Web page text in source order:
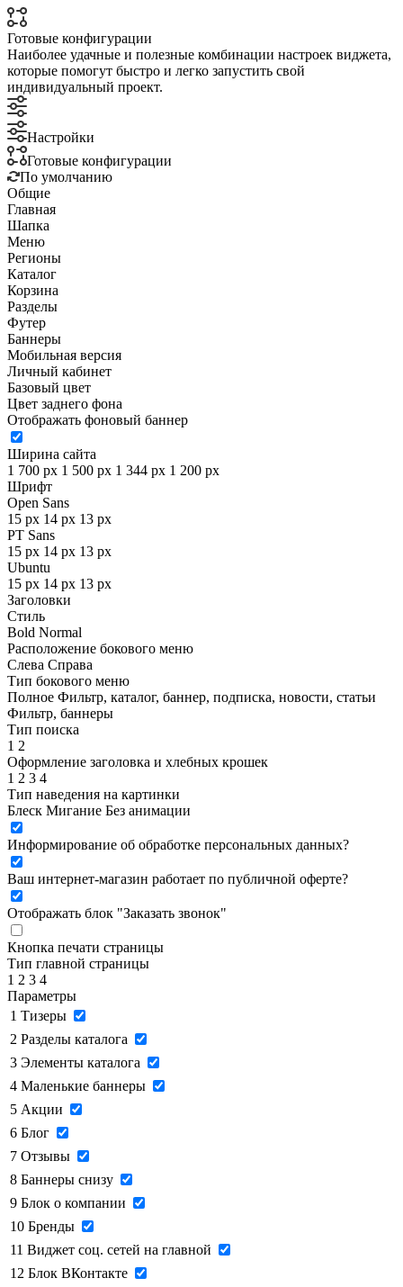
Готовые конфигурации
Наиболее удачные и полезные комбинации настроек виджета,
которые помогут быстро и легко запустить свой
индивидуальный проект.
Настройки
Готовые конфигурации
По умолчанию
Общие
Главная
Шапка
Меню
Регионы
Каталог
Корзина
Разделы
Футер
Баннеры
Мобильная версия
Личный кабинет
Базовый цвет
Цвет заднего фона
Отображать фоновый баннер
Ширина сайта
1 700 px 1 500 px 1 344 px 1 200 px
Шрифт
Open Sans
15 px 14 px 13 px
PT Sans
15 px 14 px 13 px
Ubuntu
15 px 14 px 13 px
Заголовки
Стиль
Bold Normal
Расположение бокового меню
Слева Справа
Тип бокового меню
Полное Фильтр, каталог, баннер, подписка, новости, статьи
Фильтр, баннеры
Тип поиска
1 2
Оформление заголовка и хлебных крошек
1 2 3 4
Тип наведения на картинки
Блеск Мигание Без анимации
Информирование об обработке персональных данных?
Ваш интернет-магазин работает по публичной оферте?
Отображать блок "Заказать звонок"
Кнопка печати страницы
Тип главной страницы
1 2 3 4
Параметры
1 Тизеры
2 Разделы каталога
3 Элементы каталога
4 Маленькие баннеры
5 Акции
6 Блог
7 Отзывы
8 Баннеры снизу
9 Блок о компании
10 Бренды
11 Виджет соц. сетей на главной
12 Блок ВКонтакте